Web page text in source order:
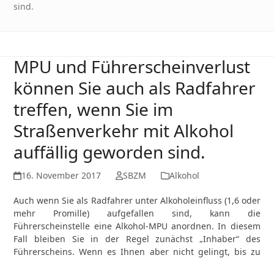
sind.
MPU und Führerscheinverlust
können Sie auch als Radfahrer
treffen, wenn Sie im
Straßenverkehr mit Alkohol
auffällig geworden sind.
16. November 2017 SBZM Alkohol
Auch wenn Sie als Radfahrer unter Alkoholeinfluss (1,6 oder
mehr Promille) aufgefallen sind, kann die
Führerscheinstelle eine Alkohol-MPU anordnen. In diesem
Fall bleiben Sie in der Regel zunächst „Inhaber“ des
Führerscheins. Wenn es Ihnen aber nicht gelingt, bis zu